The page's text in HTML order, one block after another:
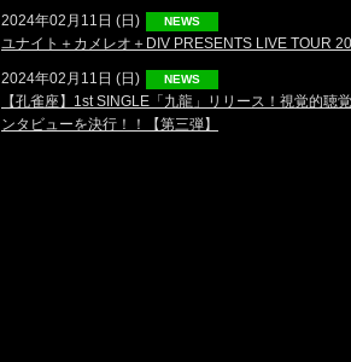
2024年02月11日 (日) NEWS
ユナイト＋カメレオ＋DIV PRESENTS LIVE TOUR
2024年02月11日 (日) NEWS
【孔雀座】1st SINGLE「九龍」リリース！視覚的
ンタビューを決行！！【第三弾】